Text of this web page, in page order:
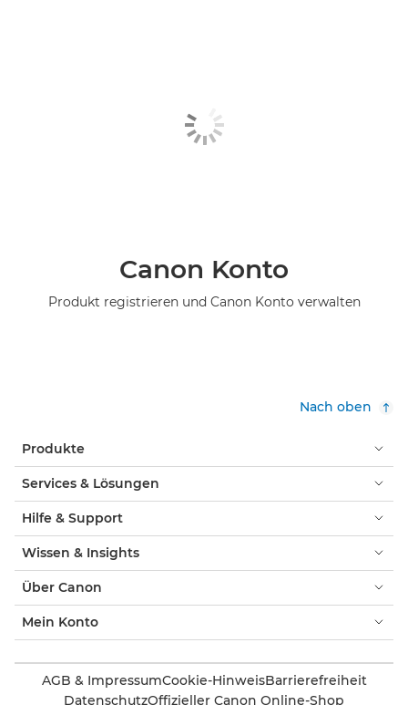
Canon Konto
Produkt registrieren und Canon Konto verwalten
Nach oben
Produkte
Services & Lösungen
Hilfe & Support
Wissen & Insights
Über Canon
Mein Konto
AGB & ImpressumCookie-HinweisBarrierefreiheit
DatenschutzOffizieller Canon Online-Shop